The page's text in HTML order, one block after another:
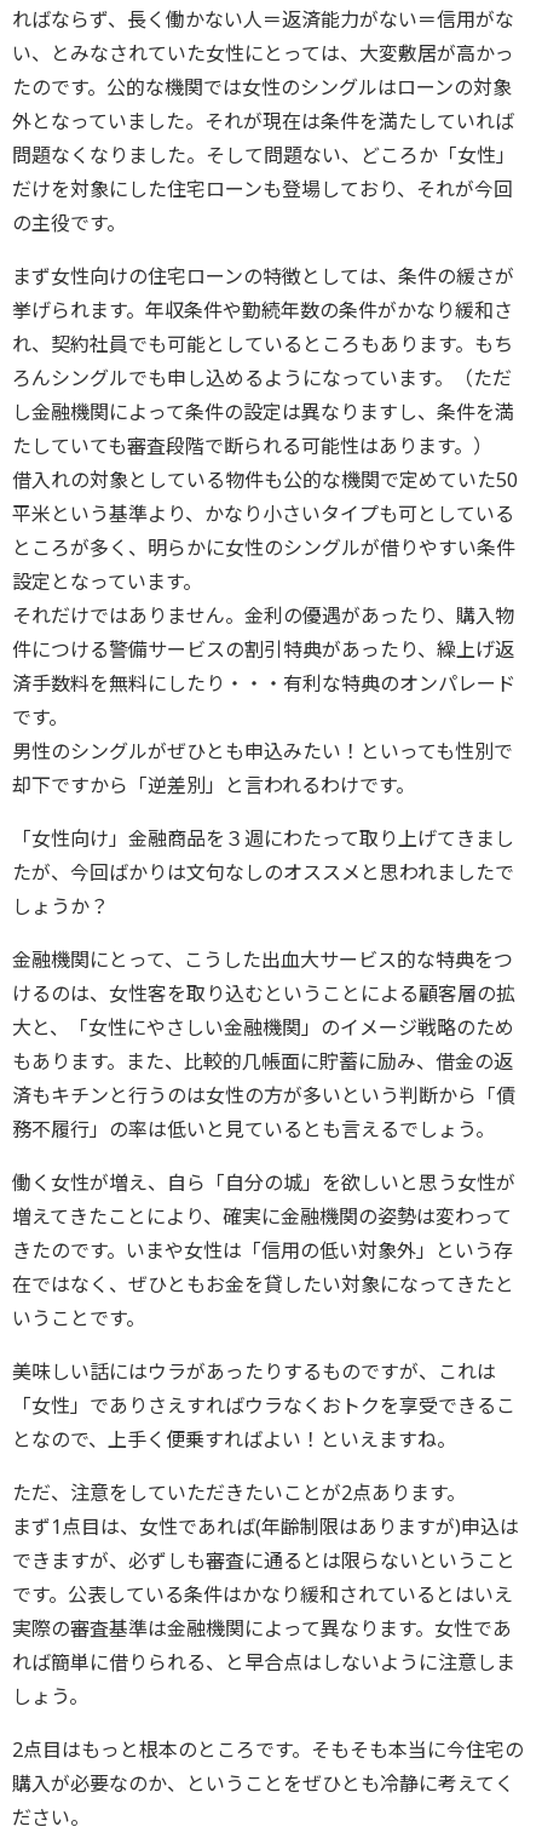
ればならず、長く働かない人＝返済能力がない＝信用がな
い、とみなされていた女性にとっては、大変敷居が高かっ
たのです。公的な機関では女性のシングルはローンの対象
外となっていました。それが現在は条件を満たしていれば
問題なくなりました。そして問題ない、どころか「女性」
だけを対象にした住宅ローンも登場しており、それが今回
の主役です。
まず女性向けの住宅ローンの特徴としては、条件の緩さが
挙げられます。年収条件や勤続年数の条件がかなり緩和さ
れ、契約社員でも可能としているところもあります。もち
ろんシングルでも申し込めるようになっています。（ただ
し金融機関によって条件の設定は異なりますし、条件を満
たしていても審査段階で断られる可能性はあります。）
借入れの対象としている物件も公的な機関で定めていた50
平米という基準より、かなり小さいタイプも可としている
ところが多く、明らかに女性のシングルが借りやすい条件
設定となっています。
それだけではありません。金利の優遇があったり、購入物
件につける警備サービスの割引特典があったり、繰上げ返
済手数料を無料にしたり・・・有利な特典のオンパレード
です。
男性のシングルがぜひとも申込みたい！といっても性別で
却下ですから「逆差別」と言われるわけです。
「女性向け」金融商品を３週にわたって取り上げてきまし
たが、今回ばかりは文句なしのオススメと思われましたで
しょうか？
金融機関にとって、こうした出血大サービス的な特典をつ
けるのは、女性客を取り込むということによる顧客層の拡
大と、「女性にやさしい金融機関」のイメージ戦略のため
もあります。また、比較的几帳面に貯蓄に励み、借金の返
済もキチンと行うのは女性の方が多いという判断から「債
務不履行」の率は低いと見ているとも言えるでしょう。
働く女性が増え、自ら「自分の城」を欲しいと思う女性が
増えてきたことにより、確実に金融機関の姿勢は変わって
きたのです。いまや女性は「信用の低い対象外」という存
在ではなく、ぜひともお金を貸したい対象になってきたと
いうことです。
美味しい話にはウラがあったりするものですが、これは
「女性」でありさえすればウラなくおトクを享受できるこ
となので、上手く便乗すればよい！といえますね。
ただ、注意をしていただきたいことが2点あります。
まず1点目は、女性であれば(年齢制限はありますが)申込は
できますが、必ずしも審査に通るとは限らないということ
です。公表している条件はかなり緩和されているとはいえ
実際の審査基準は金融機関によって異なります。女性であ
れば簡単に借りられる、と早合点はしないように注意しま
しょう。
2点目はもっと根本のところです。そもそも本当に今住宅の
購入が必要なのか、ということをぜひとも冷静に考えてく
ださい。